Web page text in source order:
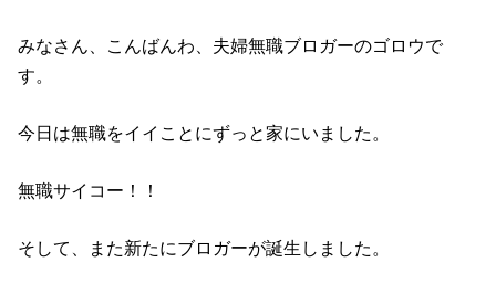
みなさん、こんばんわ、夫婦無職ブロガーのゴロウで
す。
今日は無職をイイことにずっと家にいました。
無職サイコー！！
そして、また新たにブロガーが誕生しました。